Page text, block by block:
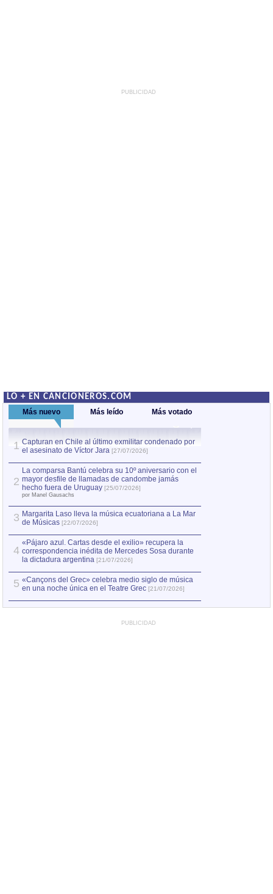
PUBLICIDAD
LO + EN CANCIONEROS.COM
Más nuevo Más leído Más votado
1 Capturan en Chile al último exmilitar condenado por
el asesinato de Víctor Jara [27/07/2026]
2
La comparsa Bantú celebra su 10º aniversario con el
mayor desfile de llamadas de candombe jamás
hecho fuera de Uruguay [25/07/2026]
por Manel Gausachs
3 Margarita Laso lleva la música ecuatoriana a La Mar
de Músicas [22/07/2026]
4
«Pájaro azul. Cartas desde el exilio» recupera la
correspondencia inédita de Mercedes Sosa durante
la dictadura argentina [21/07/2026]
5 «Cançons del Grec» celebra medio siglo de música
en una noche única en el Teatre Grec [21/07/2026]
PUBLICIDAD